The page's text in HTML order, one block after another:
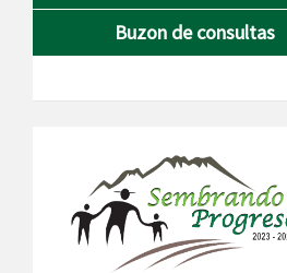
Buzon de consultas